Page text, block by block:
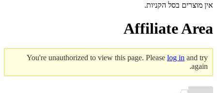
בסל הקניות.
Affiliate
You're unauthorized to view this page. Please log in